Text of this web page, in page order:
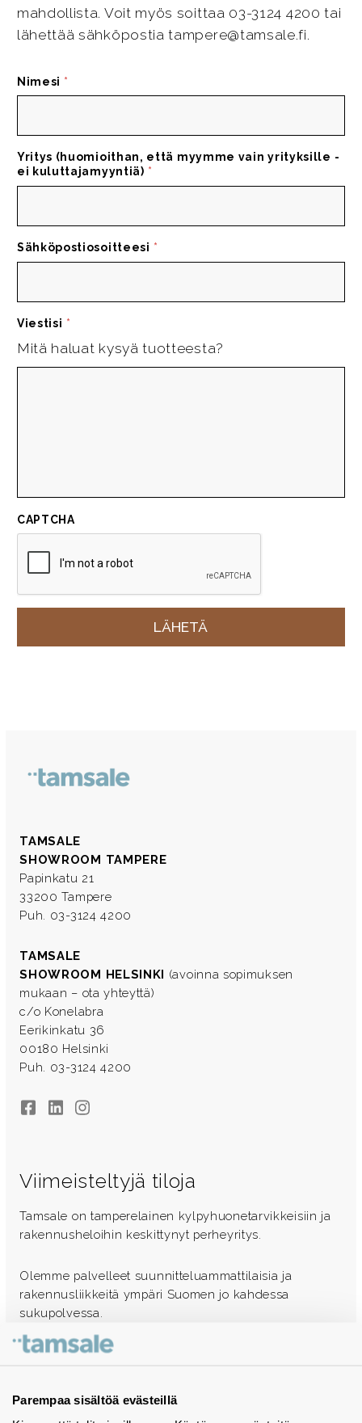
Parempaa sisältöä evästeillä
mahdollista. Voit myös soittaa 03-3124 4200 tai
lähettää sähköpostia tampere@tamsale.fi.
Nimesi *
Yritys (huomioithan, että myymme vain yrityksille -
ei kuluttajamyyntiä) *
Sähköpostiosoitteesi *
Viestisi *
Mitä haluat kysyä tuotteesta?
CAPTCHA
TAMSALE
SHOWROOM TAMPERE
Papinkatu 21
33200 Tampere
Puh. 03-3124 4200
TAMSALE
SHOWROOM HELSINKI (avoinna sopimuksen
mukaan – ota yhteyttä)
c/o Konelabra
Eerikinkatu 36
00180 Helsinki
Puh. 03-3124 4200
FacebookLinkedInInstagram
Viimeisteltyjä tiloja
Tamsale on tamperelainen kylpyhuonetarvikkeisiin ja
rakennusheloihin keskittynyt perheyritys.
Olemme palvelleet suunnitteluammattilaisia ja
rakennusliikkeitä ympäri Suomen jo kahdessa
sukupolvessa.
Ota yhteyttä - autamme mielellämme
Tuotekuvastot